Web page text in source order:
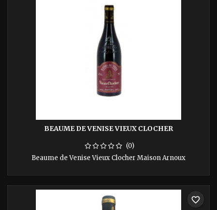
BEAUME DE VENISE VIEUX CLOCHER
(0)
Beaume de Venise Vieux Clocher Maison Arnoux
favorite_border